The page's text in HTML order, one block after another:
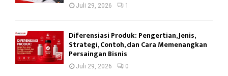
Juli 29, 2026 1
Diferensiasi Produk: Pengertian, Jenis,
Strategi, Contoh, dan Cara Memenangkan
Persaingan Bisnis
Juli 29, 2026 0